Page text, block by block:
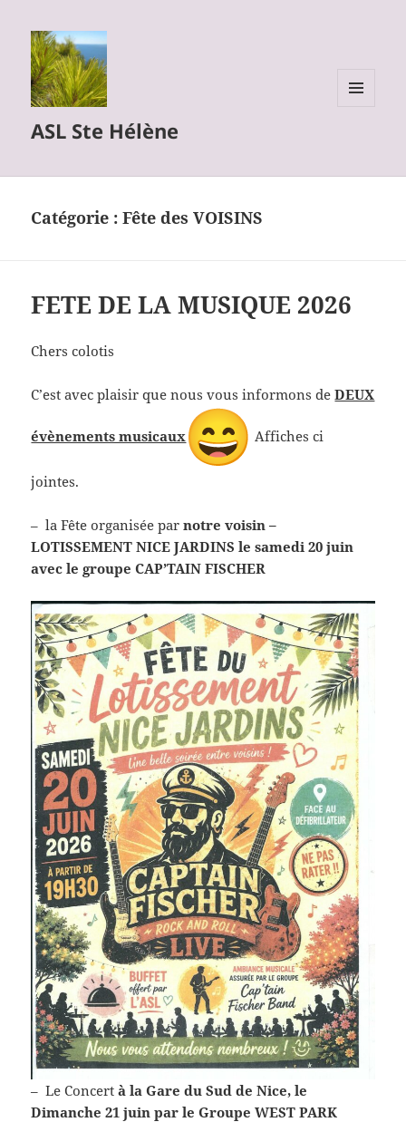
ASL Ste Hélène
Catégorie :Fête des VOISINS
FETE DE LA MUSIQUE 2026
Chers colotis
C’est avec plaisir que nous vous informons deDEUX
évènements musicaux Affiches ci
jointes.
– la Fête organisée parnotre voisin –
LOTISSEMENT NICE JARDINS le samedi 20 juin
avec le groupe CAP’TAIN FISCHER
– ‎ Le Concertà la Gare du Sud de Nice, le
Dimanche 21 juin par le Groupe WEST PARK